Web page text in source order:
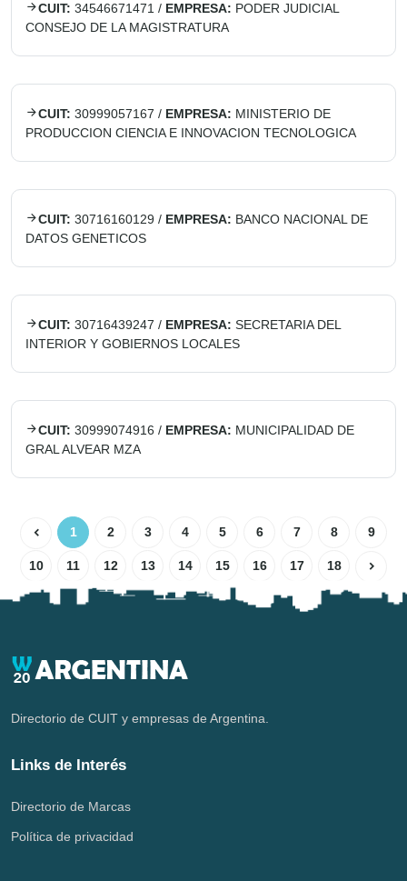
CUIT: 34546671471 / EMPRESA: PODER JUDICIAL
CONSEJO DE LA MAGISTRATURA
CUIT: 30999057167 / EMPRESA: MINISTERIO DE
PRODUCCION CIENCIA E INNOVACION TECNOLOGICA
CUIT: 30716160129 / EMPRESA: BANCO NACIONAL DE
DATOS GENETICOS
CUIT: 30716439247 / EMPRESA: SECRETARIA DEL
INTERIOR Y GOBIERNOS LOCALES
CUIT: 30999074916 / EMPRESA: MUNICIPALIDAD DE
GRAL ALVEAR MZA
1 2 3 4 5 6 7 8 9
10 11 12 13 14 15 16 17 18
Directorio de CUIT y empresas de Argentina.
Links de Interés
Directorio de Marcas
Política de privacidad